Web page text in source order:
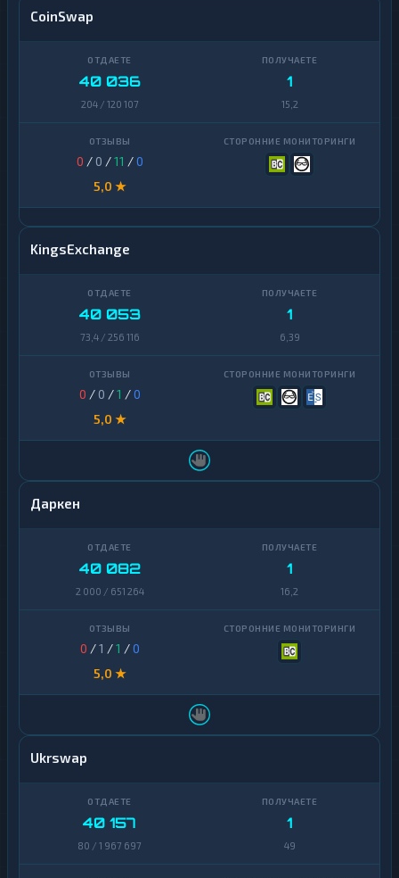
CoinSwap
40 036
204 / 120 107
1
15,2
0 / 0 /11 /0
5,0 ★
KingsExchange
40 053
73,4 / 256 116
1
6,39
0 / 0 /1 /0
5,0 ★
Даркен
40 082
2 000 / 651 264
1
16,2
0 /1 /1 /0
5,0 ★
Ukrswap
40 157
80 / 1 967 697
1
49